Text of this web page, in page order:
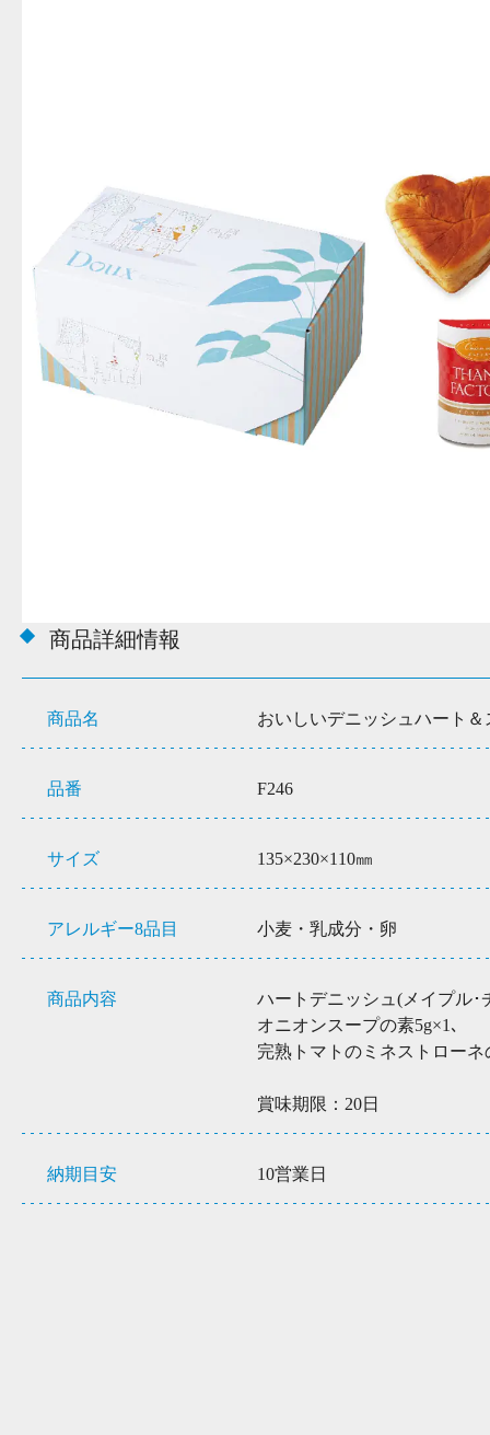
商品詳細情報
商品名 おいしいデニッシュハート
品番 F246
サイズ 135×230×110㎜
アレルギー8品目 小麦・乳成分・卵
商品内容
ハートデニッシュ(メイプル･
オニオンスープの素5g×1､
完熟トマトのミネストローネ
賞味期限：20日
納期目安 10営業日